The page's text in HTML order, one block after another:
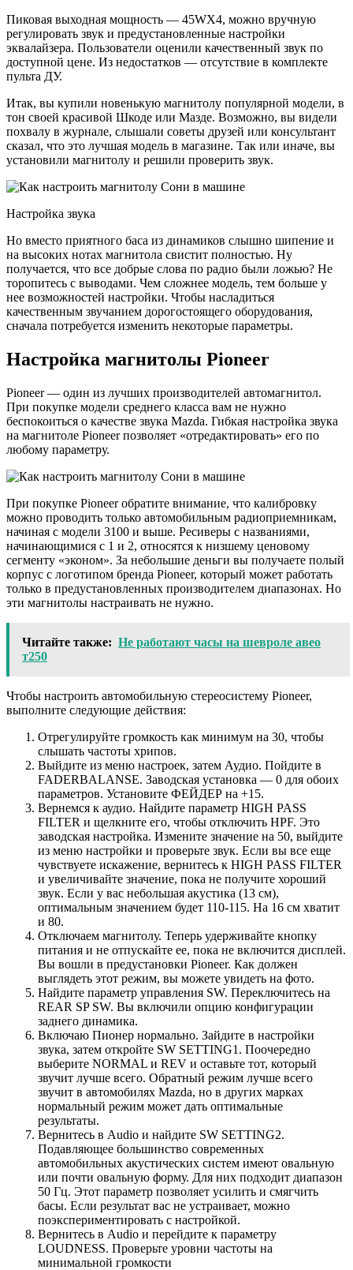
Пиковая выходная мощность — 45WX4, можно вручную
регулировать звук и предустановленные настройки
эквалайзера. Пользователи оценили качественный звук по
доступной цене. Из недостатков — отсутствие в комплекте
пульта ДУ.
Итак, вы купили новенькую магнитолу популярной модели, в
тон своей красивой Шкоде или Мазде. Возможно, вы видели
похвалу в журнале, слышали советы друзей или консультант
сказал, что это лучшая модель в магазине. Так или иначе, вы
установили магнитолу и решили проверить звук.
Настройка звука
Но вместо приятного баса из динамиков слышно шипение и
на высоких нотах магнитола свистит полностью. Ну
получается, что все добрые слова по радио были ложью? Не
торопитесь с выводами. Чем сложнее модель, тем больше у
нее возможностей настройки. Чтобы насладиться
качественным звучанием дорогостоящего оборудования,
сначала потребуется изменить некоторые параметры.
Настройка магнитолы Pioneer
Pioneer — один из лучших производителей автомагнитол.
При покупке модели среднего класса вам не нужно
беспокоиться о качестве звука Mazda. Гибкая настройка звука
на магнитоле Pioneer позволяет «отредактировать» его по
любому параметру.
При покупке Pioneer обратите внимание, что калибровку
можно проводить только автомобильным радиоприемникам,
начиная с модели 3100 и выше. Ресиверы с названиями,
начинающимися с 1 и 2, относятся к низшему ценовому
сегменту «эконом». За небольшие деньги вы получаете полый
корпус с логотипом бренда Pioneer, который может работать
только в предустановленных производителем диапазонах. Но
эти магнитолы настраивать не нужно.
Читайте также: Не работают часы на шевроле авео
т250
Чтобы настроить автомобильную стереосистему Pioneer,
выполните следующие действия:
Отрегулируйте громкость как минимум на 30, чтобы
слышать частоты хрипов.
Выйдите из меню настроек, затем Аудио. Пойдите в
FADERBALANSE. Заводская установка — 0 для обоих
параметров. Установите ФЕЙДЕР на +15.
Вернемся к аудио. Найдите параметр HIGH PASS
FILTER и щелкните его, чтобы отключить HPF. Это
заводская настройка. Измените значение на 50, выйдите
из меню настройки и проверьте звук. Если вы все еще
чувствуете искажение, вернитесь к HIGH PASS FILTER
и увеличивайте значение, пока не получите хороший
звук. Если у вас небольшая акустика (13 см),
оптимальным значением будет 110-115. На 16 см хватит
и 80.
Отключаем магнитолу. Теперь удерживайте кнопку
питания и не отпускайте ее, пока не включится дисплей.
Вы вошли в предустановки Pioneer. Как должен
выглядеть этот режим, вы можете увидеть на фото.
Найдите параметр управления SW. Переключитесь на
REAR SP SW. Вы включили опцию конфигурации
заднего динамика.
Включаю Пионер нормально. Зайдите в настройки
звука, затем откройте SW SETTING1. Поочередно
выберите NORMAL и REV и оставьте тот, который
звучит лучше всего. Обратный режим лучше всего
звучит в автомобилях Mazda, но в других марках
нормальный режим может дать оптимальные
результаты.
Вернитесь в Audio и найдите SW SETTING2.
Подавляющее большинство современных
автомобильных акустических систем имеют овальную
или почти овальную форму. Для них подходит диапазон
50 Гц. Этот параметр позволяет усилить и смягчить
басы. Если результат вас не устраивает, можно
поэкспериментировать с настройкой.
Вернитесь в Audio и перейдите к параметру
LOUDNESS. Проверьте уровни частоты на
минимальной громкости